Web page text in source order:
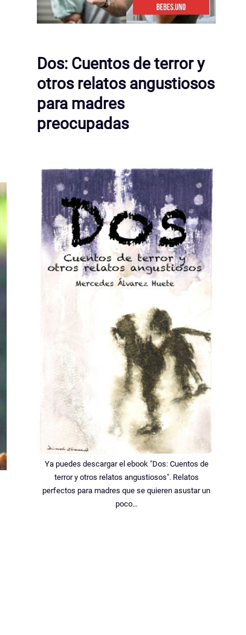
Dos: Cuentos de terror y
otros relatos angustiosos
para madres
preocupadas
Ya puedes descargar el ebook "Dos: Cuentos de
terror y otros relatos angustiosos". Relatos
perfectos para madres que se quieren asustar un
poco…